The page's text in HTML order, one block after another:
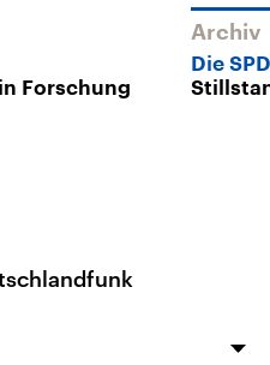
Forschung
Archiv
Die